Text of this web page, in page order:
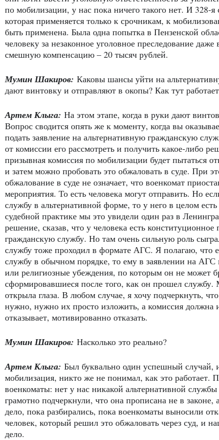
по мобилизации, у нас пока ничего такого нет. И 328-я
которая применяется только к срочникам, к
быть применена. Была одна попытка в Пензенской
человеку за незаконное уголовное преследование
смешную компенсацию – 20 тысяч рублей.
Мумин Шакиров: Каковы шансы уйти на
дают винтовку и отправляют в окопы? Как тут
Артем Клыга: На этом этапе, когда в руки дают
Вопрос сводится опять же к моменту, когда вы
подать заявление на альтернативную гражданскую
от комиссии его рассмотреть и получить какое-либо
призывная комиссия по мобилизации будет пытаться
и затем можно пробовать это обжаловать в суде. При
обжалование в суде не означает, что военкомат
мероприятия. То есть человека могут отправить. Но
службу в альтернативной форме, то у него в целом
судебной практике мы это увидели один раз в
решение, сказав, что у человека есть
гражданскую службу. Но там очень сильную роль
службу тоже проходил в формате АГС. Я полагаю, что
службу в обычном порядке, то ему в заявлении на
или религиозные убеждения, по которым он не может
сформировавшиеся после того, как он прошел
открыла глаза. В любом случае, я хочу подчеркнуть,
нужно, нужно их просто изложить, а комиссия должна
отказывает, мотивированно отказать.
Мумин Шакиров: Насколько это реально?
Артем Клыга: Был буквально один успешный случай,
мобилизация, никто же не понимал, как это работает.
военкоматы: нет у нас никакой альтернативной
грамотно подчеркнули, что она прописана не в
дело, пока разбирались, пока военкоматы выносили
человек, который решил это обжаловать через суд, и
дело.